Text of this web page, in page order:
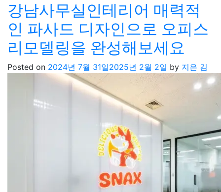
강남사무실인테리어 매력적
인 파사드 디자인으로 오피스
리모델링을 완성해보세요
Posted on 2024년 7월 31일2025년 2월 2일 by 지은 김